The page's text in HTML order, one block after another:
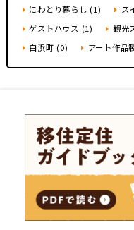
にわとり暮らし (1)
ス
ゲストハウス (1)
観光
白浜町 (0)
アート作品